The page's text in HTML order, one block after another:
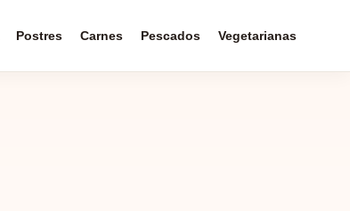
Postres Carnes Pescados Vegetarianas